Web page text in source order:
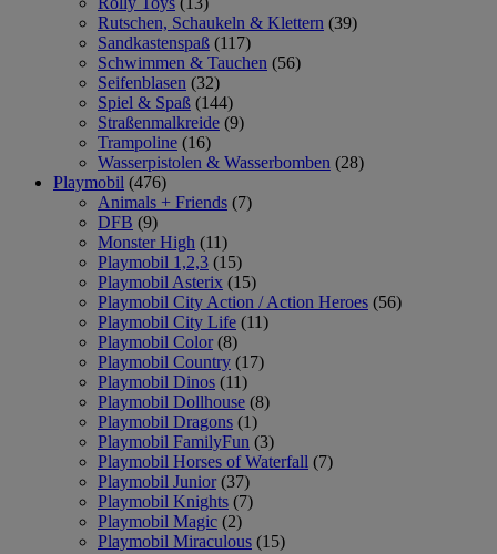
Rutschen, Schaukeln & Klettern (39)
Sandkastenspaß (117)
Schwimmen & Tauchen (56)
Seifenblasen (32)
Spiel & Spaß (144)
Straßenmalkreide (9)
Trampoline (16)
Wasserpistolen & Wasserbomben (28)
Playmobil (476)
Animals + Friends (7)
DFB (9)
Monster High (11)
Playmobil 1,2,3 (15)
Playmobil Asterix (15)
Playmobil City Action / Action Heroes (56)
Playmobil City Life (11)
Playmobil Color (8)
Playmobil Country (17)
Playmobil Dinos (11)
Playmobil Dollhouse (8)
Playmobil Dragons (1)
Playmobil FamilyFun (3)
Playmobil Horses of Waterfall (7)
Playmobil Junior (37)
Playmobil Knights (7)
Playmobil Magic (2)
Playmobil Miraculous (15)